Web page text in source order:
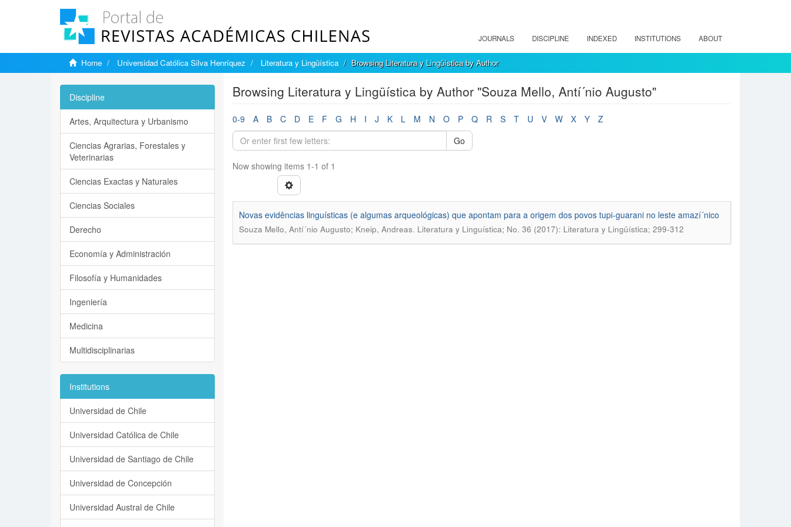
JOURNALS DISCIPLINE INDEXED INSTITUTIONS ABOUT
Home Universidad Católica Silva Henríquez Literatura y Lingüística Browsing Literatura y Lingüística by Author
Browsing Literatura y Lingüística by Author "Souza Mello, Antí´nio Augusto"
0-9 A B C D E F G H I J K L M N O P Q R S T U V W X Y
Z
Go
Now showing items 1-1 of 1
Novas evidências linguí­sticas (e algumas arqueológicas) que apontam para a origem dos povos tupi-guarani no leste amazí´nico
Souza Mello, Antí´nio Augusto; Kneip, Andreas. Literatura y Linguí­stica; No. 36 (2017): Literatura y Lingüística; 299-312
Discipline
Artes, Arquitectura y Urbanismo
Ciencias Agrarias, Forestales y
Veterinarias
Ciencias Exactas y Naturales
Ciencias Sociales
Derecho
Economía y Administración
Filosofía y Humanidades
Ingeniería
Medicina
Multidisciplinarias
Institutions
Universidad de Chile
Universidad Católica de Chile
Universidad de Santiago de Chile
Universidad de Concepción
Universidad Austral de Chile